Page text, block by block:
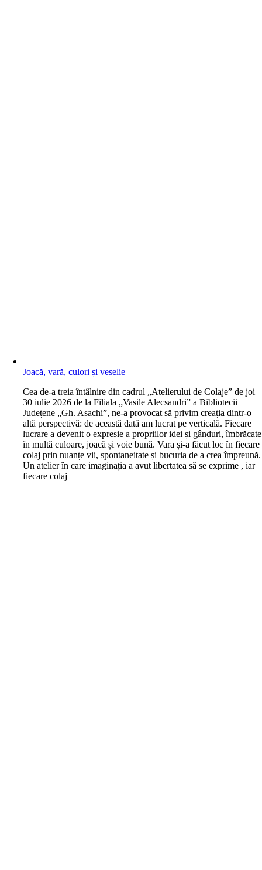
Joacă, vară, culori și veselie
Cea de-a treia întâlnire din cadrul „Atelierului de Colaje” de joi
30 iulie 2026 de la Filiala „Vasile Alecsandri” a Bibliotecii
Județene „Gh. Asachi”, ne-a provocat să privim creația dintr-o
altă perspectivă: de această dată am lucrat pe verticală. Fiecare
lucrare a devenit o expresie a propriilor idei și gânduri, îmbrăcate
în multă culoare, joacă și voie bună. Vara și-a făcut loc în fiecare
colaj prin nuanțe vii, spontaneitate și bucuria de a crea împreună.
Un atelier în care imaginația a avut libertatea să se exprime , iar
fiecare colaj